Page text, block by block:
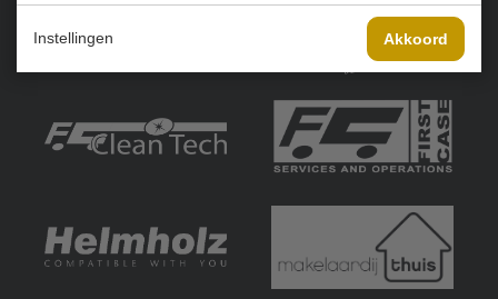
Instellingen Akkoord